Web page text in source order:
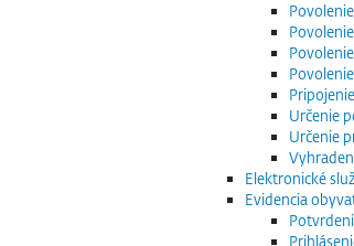
Určenie
Určenie
Elektronické
Evidencia